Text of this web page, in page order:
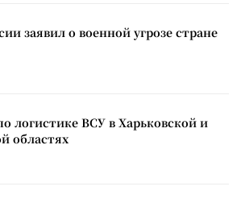
заявил о военной угрозе стране
логистике ВСУ в Харьковской и
областях